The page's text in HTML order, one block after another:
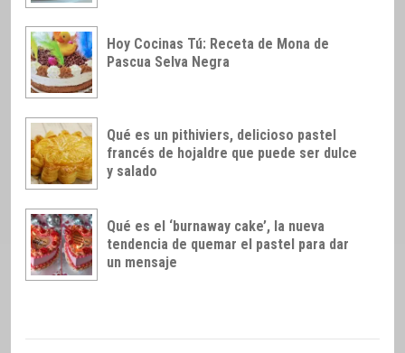
Hoy Cocinas Tú: Receta de Mona de
Pascua Selva Negra
Qué es un pithiviers, delicioso pastel
francés de hojaldre que puede ser dulce
y salado
Qué es el ‘burnaway cake’, la nueva
tendencia de quemar el pastel para dar
un mensaje